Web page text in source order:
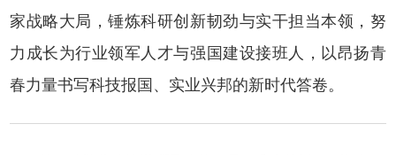
家战略大局，锤炼科研创新韧劲与实干担当本领，努
力成长为行业领军人才与强国建设接班人，以昂扬青
春力量书写科技报国、实业兴邦的新时代答卷。